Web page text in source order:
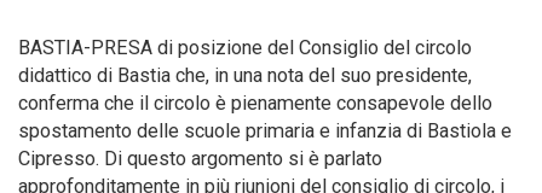
BASTIA-PRESA di posizione del Consiglio del circolo
didattico di Bastia che, in una nota del suo presidente,
conferma che il circolo è pienamente consapevole dello
spostamento delle scuole primaria e infanzia di Bastiola e
Cipresso. Di questo argomento si è parlato
approfonditamente in più riunioni del consiglio di circolo, i